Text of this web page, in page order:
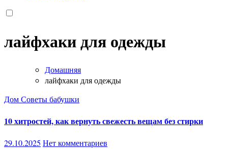
лайфхаки для одежды
Домашняя
лайфхаки для одежды
ДомСоветы бабушки
10 хитростей, как вернуть свежесть вещам без стирки
29.10.2025 Нет комментариев